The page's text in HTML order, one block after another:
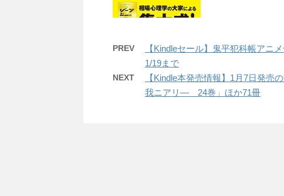
PREV
【Kindleセール】鬼平犯科帳アニ
1/19まで
NEXT
【Kindle本発売情報】1月7日発
我ニアリ― 24巻」ほか71冊